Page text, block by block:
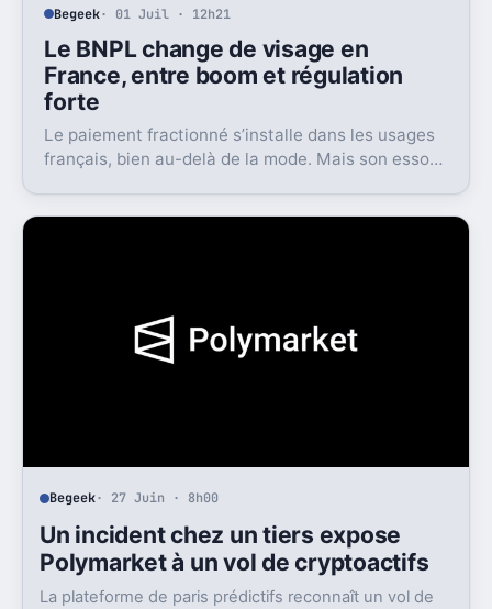
Begeek· 01 Juil · 12h21
Le BNPL change de visage en
France, entre boom et régulation
forte
Le paiement fractionné s’installe dans les usages
français, bien au-delà de la mode. Mais son essor
Begeek· 27 Juin · 8h00
Un incident chez un tiers expose
Polymarket à un vol de cryptoactifs
La plateforme de paris prédictifs reconnaît un vol de